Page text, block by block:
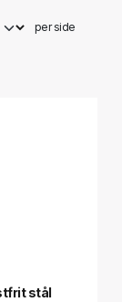
per side
stål